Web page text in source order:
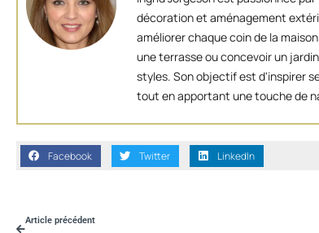
décoration et aménagement
améliorer chaque coin de la
une terrasse ou concevoir un
styles. Son objectif est d'inspirer
tout en apportant une touche de
Facebook Twitter LinkedIn
Article précédent